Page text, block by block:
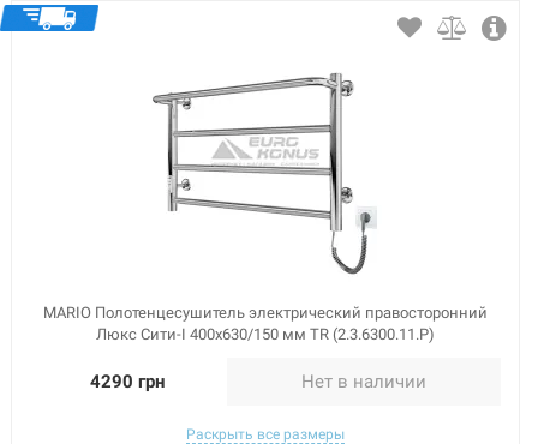
MARIO Полотенцесушитель электрический правосторонний
Люкс Сити-I 400x630/150 мм TR (2.3.6300.11.P)
4290 грн Нет в наличии
Раскрыть все размеры